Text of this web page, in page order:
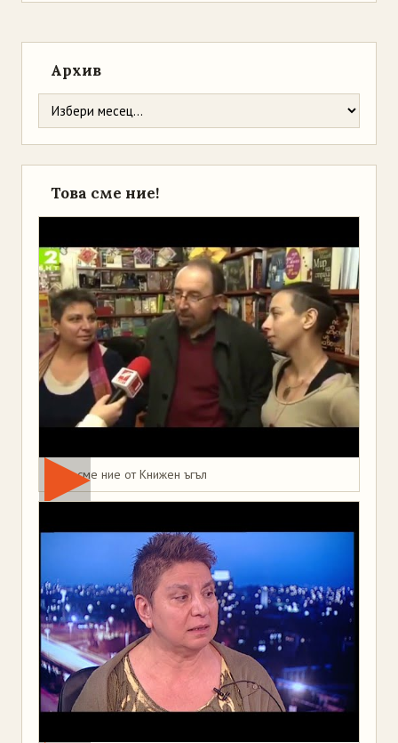
Архив
Това сме ние!
Това сме ние от Книжен ъгъл